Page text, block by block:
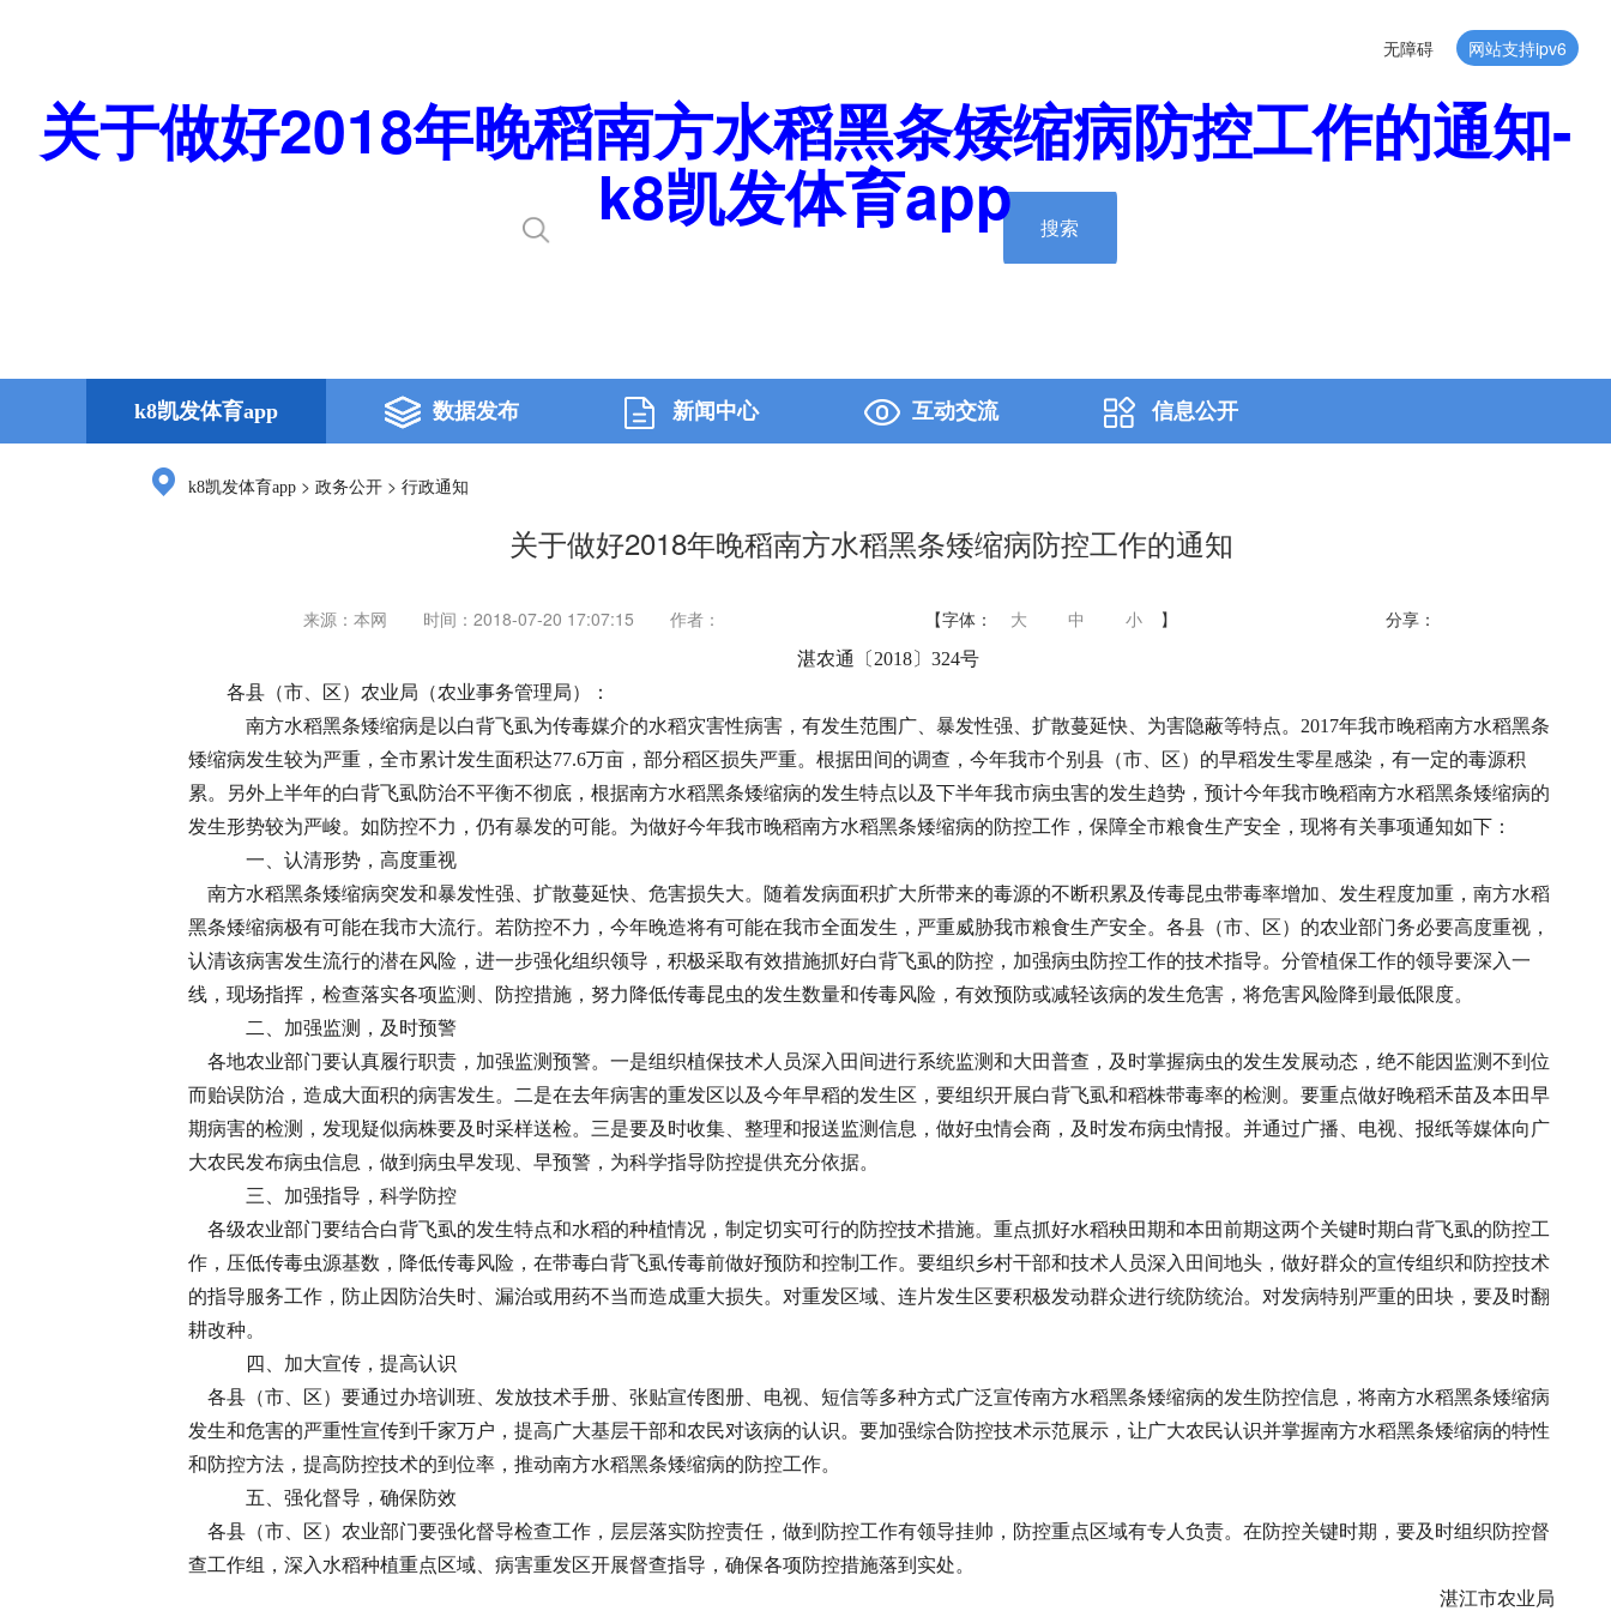
无障碍 网站支持ipv6
关于做好2018年晚稻南方水稻黑条矮缩病防控工作的通知-
k8凯发体育app 搜索
k8凯发体育app 数据发布 新闻中心 互动交流 信息公开
k8凯发体育app > 政务公开 > 行政通知
关于做好2018年晚稻南方水稻黑条矮缩病防控工作的通知
来源：本网 时间：2018-07-20 17:07:15 作者： 【字体： 大 中 小 】 分享：
湛农通〔2018〕324号
各县（市、区）农业局（农业事务管理局）：
南方水稻黑条矮缩病是以白背飞虱为传毒媒介的水稻灾害性病害，有发生范围广、暴发性强、扩散蔓延快、为害隐蔽等特点。2017年我市晚稻南方水稻黑条
矮缩病发生较为严重，全市累计发生面积达77.6万亩，部分稻区损失严重。根据田间的调查，今年我市个别县（市、区）的早稻发生零星感染，有一定的毒源积
累。另外上半年的白背飞虱防治不平衡不彻底，根据南方水稻黑条矮缩病的发生特点以及下半年我市病虫害的发生趋势，预计今年我市晚稻南方水稻黑条矮缩病的
发生形势较为严峻。如防控不力，仍有暴发的可能。为做好今年我市晚稻南方水稻黑条矮缩病的防控工作，保障全市粮食生产安全，现将有关事项通知如下：
一、认清形势，高度重视
南方水稻黑条矮缩病突发和暴发性强、扩散蔓延快、危害损失大。随着发病面积扩大所带来的毒源的不断积累及传毒昆虫带毒率增加、发生程度加重，南方水稻
黑条矮缩病极有可能在我市大流行。若防控不力，今年晚造将有可能在我市全面发生，严重威胁我市粮食生产安全。各县（市、区）的农业部门务必要高度重视，
认清该病害发生流行的潜在风险，进一步强化组织领导，积极采取有效措施抓好白背飞虱的防控，加强病虫防控工作的技术指导。分管植保工作的领导要深入一
线，现场指挥，检查落实各项监测、防控措施，努力降低传毒昆虫的发生数量和传毒风险，有效预防或减轻该病的发生危害，将危害风险降到最低限度。
二、加强监测，及时预警
各地农业部门要认真履行职责，加强监测预警。一是组织植保技术人员深入田间进行系统监测和大田普查，及时掌握病虫的发生发展动态，绝不能因监测不到位
而贻误防治，造成大面积的病害发生。二是在去年病害的重发区以及今年早稻的发生区，要组织开展白背飞虱和稻株带毒率的检测。要重点做好晚稻禾苗及本田早
期病害的检测，发现疑似病株要及时采样送检。三是要及时收集、整理和报送监测信息，做好虫情会商，及时发布病虫情报。并通过广播、电视、报纸等媒体向广
大农民发布病虫信息，做到病虫早发现、早预警，为科学指导防控提供充分依据。
三、加强指导，科学防控
各级农业部门要结合白背飞虱的发生特点和水稻的种植情况，制定切实可行的防控技术措施。重点抓好水稻秧田期和本田前期这两个关键时期白背飞虱的防控工
作，压低传毒虫源基数，降低传毒风险，在带毒白背飞虱传毒前做好预防和控制工作。要组织乡村干部和技术人员深入田间地头，做好群众的宣传组织和防控技术
的指导服务工作，防止因防治失时、漏治或用药不当而造成重大损失。对重发区域、连片发生区要积极发动群众进行统防统治。对发病特别严重的田块，要及时翻
耕改种。
四、加大宣传，提高认识
各县（市、区）要通过办培训班、发放技术手册、张贴宣传图册、电视、短信等多种方式广泛宣传南方水稻黑条矮缩病的发生防控信息，将南方水稻黑条矮缩病
发生和危害的严重性宣传到千家万户，提高广大基层干部和农民对该病的认识。要加强综合防控技术示范展示，让广大农民认识并掌握南方水稻黑条矮缩病的特性
和防控方法，提高防控技术的到位率，推动南方水稻黑条矮缩病的防控工作。
五、强化督导，确保防效
各县（市、区）农业部门要强化督导检查工作，层层落实防控责任，做到防控工作有领导挂帅，防控重点区域有专人负责。在防控关键时期，要及时组织防控督
查工作组，深入水稻种植重点区域、病害重发区开展督查指导，确保各项防控措施落到实处。
湛江市农业局